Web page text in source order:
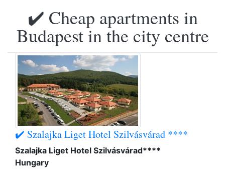
✔️ Cheap apartments in
Budapest in the city centre
✔️ Szalajka Liget Hotel Szilvásvárad ****
Szalajka Liget Hotel Szilvásvárad****
Hungary